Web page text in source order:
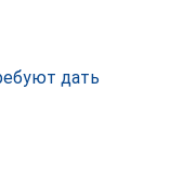
дать